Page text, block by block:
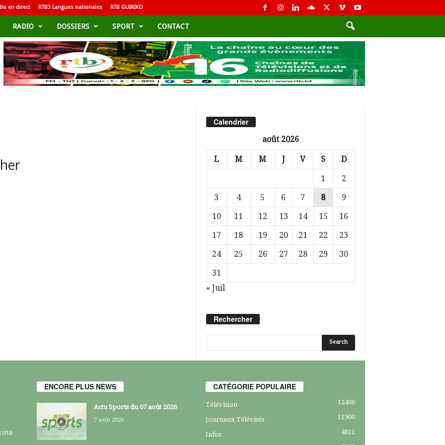
en direct RTB3 Langues nationales RTB GUIRIKO
RADIO DOSSIERS SPORT CONTACT
Calendrier
août 2026
L M M J V S D
1
2
3
4 5 6 7 8
9
10
11 12 13 14 15
16
17
18 19 20 21 22
23
24
25 26 27 28 29
30
31
« Juil
Rechercher
ENCORE PLUS NEWS
Actu Sports du 07 août 2026
7 août 2026
CATÉGORIE POPULAIRE
Télévision 12466
Journaux Télévisés 11900
Infos
4811